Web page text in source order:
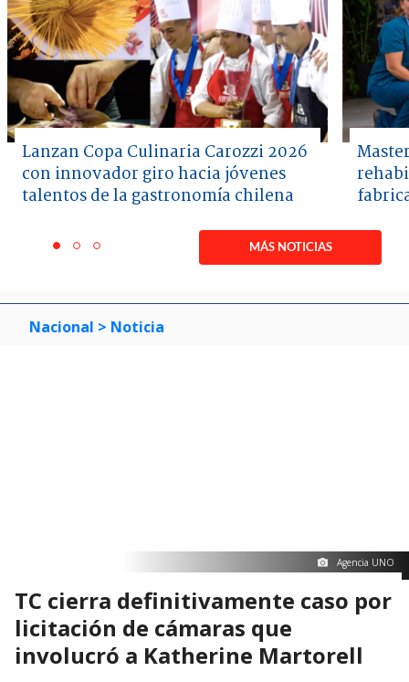
Lanzan Copa Culinaria Carozzi 2026
con innovador giro hacia jóvenes
talentos de la gastronomía chilena
itemitemitem
MÁS NOTICIAS
Nacional > Noticia
Agencia UNO
TC cierra definitivamente caso por
licitación de cámaras que
involucró a Katherine Martorell